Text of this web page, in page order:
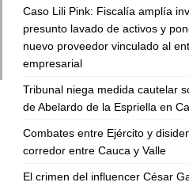
Caso Lili Pink: Fiscalía amplía
presunto lavado de activos y
nuevo proveedor vinculado al
empresarial
Tribunal niega medida cautelar
de Abelardo de la Espriella en
Combates entre Ejército y
corredor entre Cauca y Valle
El crimen del influencer César